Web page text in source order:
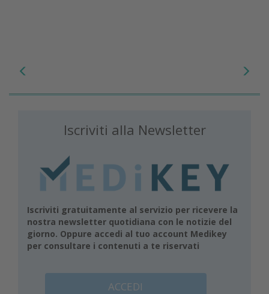
Iscriviti alla Newsletter
Iscriviti gratuitamente al servizio per ricevere la
nostra newsletter quotidiana con le notizie del
giorno. Oppure accedi al tuo account Medikey
per consultare i contenuti a te riservati
ACCEDI